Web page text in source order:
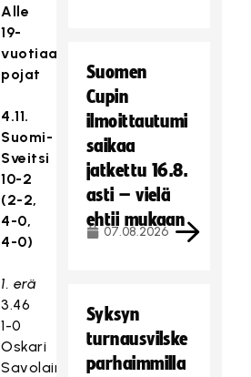
Alle
19-
vuotiaat
pojat
4.11.
Suomi-
Sveitsi
10-2
(2-2,
4-0,
4-0)
1. erä
3.46
1-0
Oskari
Savolainen
Suomen
Cupin
ilmoittautumi
saikaa
jatkettu 16.8.
asti – vielä
ehtii mukaan
07.08.2026
Syksyn
turnausvilske
parhaimmilla